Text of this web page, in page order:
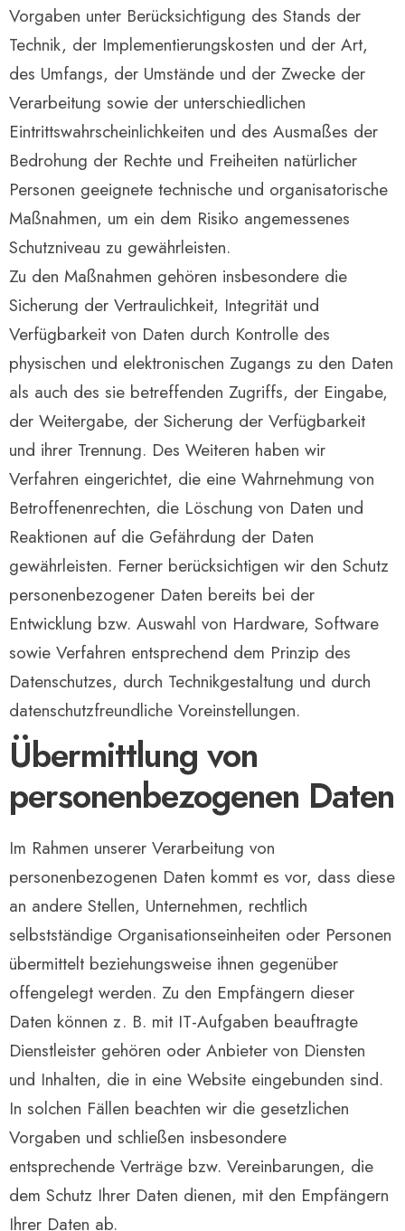
Vorgaben unter Berücksichtigung des Stands der
Technik, der Implementierungskosten und der Art,
des Umfangs, der Umstände und der Zwecke der
Verarbeitung sowie der unterschiedlichen
Eintrittswahrscheinlichkeiten und des Ausmaßes der
Bedrohung der Rechte und Freiheiten natürlicher
Personen geeignete technische und organisatorische
Maßnahmen, um ein dem Risiko angemessenes
Schutzniveau zu gewährleisten.
Zu den Maßnahmen gehören insbesondere die
Sicherung der Vertraulichkeit, Integrität und
Verfügbarkeit von Daten durch Kontrolle des
physischen und elektronischen Zugangs zu den Daten
als auch des sie betreffenden Zugriffs, der Eingabe,
der Weitergabe, der Sicherung der Verfügbarkeit
und ihrer Trennung. Des Weiteren haben wir
Verfahren eingerichtet, die eine Wahrnehmung von
Betroffenenrechten, die Löschung von Daten und
Reaktionen auf die Gefährdung der Daten
gewährleisten. Ferner berücksichtigen wir den Schutz
personenbezogener Daten bereits bei der
Entwicklung bzw. Auswahl von Hardware, Software
sowie Verfahren entsprechend dem Prinzip des
Datenschutzes, durch Technikgestaltung und durch
datenschutzfreundliche Voreinstellungen.
Übermittlung von
personenbezogenen Daten
Im Rahmen unserer Verarbeitung von
personenbezogenen Daten kommt es vor, dass diese
an andere Stellen, Unternehmen, rechtlich
selbstständige Organisationseinheiten oder Personen
übermittelt beziehungsweise ihnen gegenüber
offengelegt werden. Zu den Empfängern dieser
Daten können z. B. mit IT-Aufgaben beauftragte
Dienstleister gehören oder Anbieter von Diensten
und Inhalten, die in eine Website eingebunden sind.
In solchen Fällen beachten wir die gesetzlichen
Vorgaben und schließen insbesondere
entsprechende Verträge bzw. Vereinbarungen, die
dem Schutz Ihrer Daten dienen, mit den Empfängern
Ihrer Daten ab.